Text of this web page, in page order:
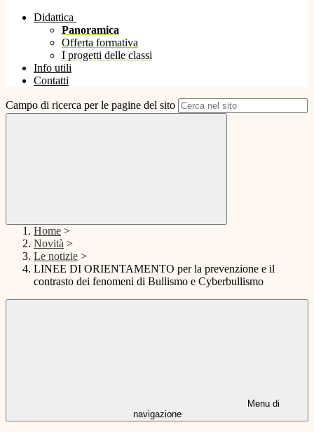
Didattica
Panoramica
Offerta formativa
I progetti delle classi
Info utili
Contatti
Campo di ricerca per le pagine del sito
Home >
Novità >
Le notizie >
LINEE DI ORIENTAMENTO per la prevenzione e il
contrasto dei fenomeni di Bullismo e Cyberbullismo
Menu di
navigazione